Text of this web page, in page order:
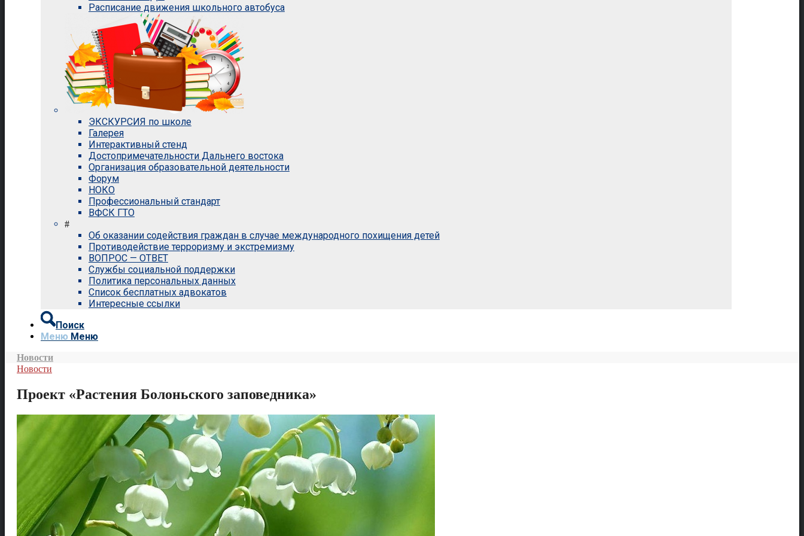
Расписание движения школьного автобуса
ЭКСКУРСИЯ по школе
Галерея
Интерактивный стенд
Достопримечательности Дальнего востока
Организация образовательной деятельности
Форум
НОКО
Профессиональный стандарт
ВФСК ГТО
#
Об оказании содействия граждан в случае международного похищения детей
Противодействие терроризму и экстремизму
ВОПРОС — ОТВЕТ
Службы социальной поддержки
Политика персональных данных
Список бесплатных адвокатов
Интересные ссылки
Поиск
Меню Меню
Новости
Новости
Проект «Растения Болоньского заповедника»